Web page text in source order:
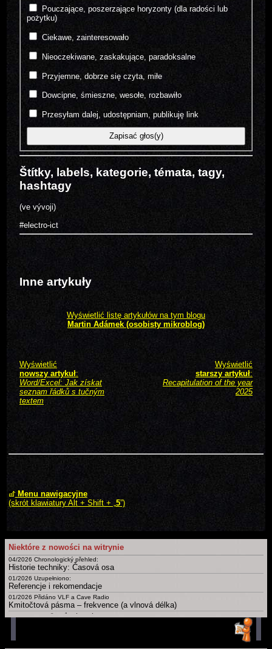
Pouczające, poszerzające horyzonty (dla radości lub
pożytku)
Ciekawe, zainteresowało
Nieoczekiwane, zaskakujące, paradoksalne
Przyjemne, dobrze się czyta, miłe
Dowcipne, śmieszne, wesołe, rozbawiło
Przesyłam dalej, udostępniam, publikuję link
Štítky, labels, kategorie, témata, tagy,
hashtagy
(ve vývoji)
#electro-ict
Inne artykuły
Wyświetlić listę artykułów na tym blogu
Martin Adámek (osobisty mikroblog)
Wyświetlić
nowszy artykuł:
Word/Excel: Jak získat
seznam řádků s tučným
textem
Wyświetlić
starszy artykuł:
Recapitulation of the year
2025
Menu nawigacyjne
(skrót klawiatury Alt + Shift + „5”)
Niektóre z nowości na witrynie
04/2026 Chronologický přehled:
Historie techniky: Časová osa
01/2026 Uzupełniono:
Referencje i rekomendacje
01/2026 Přidáno VLF a Cave Radio
Kmitočtová pásma – frekvence (a vlnová délka)
09/2025 Doplněny různé nové
Slovník: zájmena, příslovce, spojky, ... Krátká, drobná, základní slova česky, polsky a v dalších jazycích